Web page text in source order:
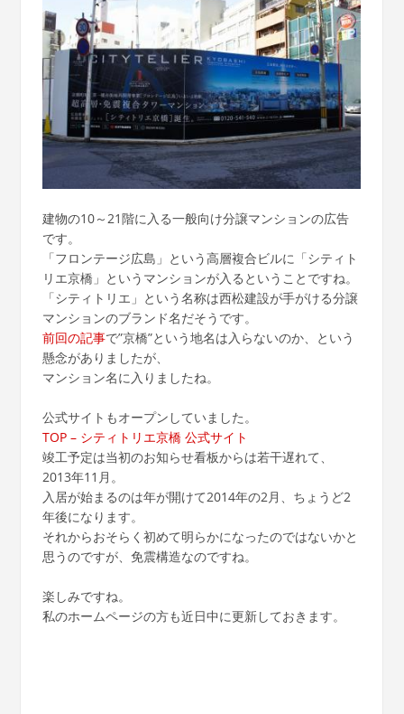
建物の10～21階に入る一般向け分譲マンションの広告
です。
「フロンテージ広島」という高層複合ビルに「シティト
リエ京橋」というマンションが入るということですね。
「シティトリエ」という名称は西松建設が手がける分譲
マンションのブランド名だそうです。
前回の記事で”京橋”という地名は入らないのか、という
懸念がありましたが、
マンション名に入りましたね。
公式サイトもオープンしていました。
TOP – シティトリエ京橋 公式サイト
竣工予定は当初のお知らせ看板からは若干遅れて、
2013年11月。
入居が始まるのは年が開けて2014年の2月、ちょうど2
年後になります。
それからおそらく初めて明らかになったのではないかと
思うのですが、免震構造なのですね。
楽しみですね。
私のホームページの方も近日中に更新しておきます。